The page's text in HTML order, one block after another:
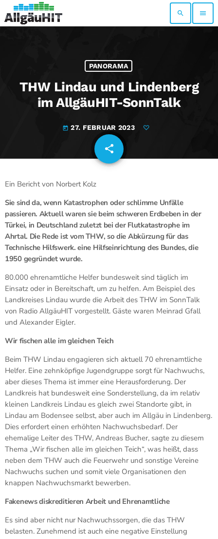
search menu
PANORAMA
THW Lindau und Lindenberg
im AllgäuHIT-SonnTalk
today 27. FEBRUAR 2023
share
email
Ein Bericht von Norbert Kolz
Sie sind da, wenn Katastrophen oder schlimme Unfälle
passieren. Aktuell waren sie beim schweren Erdbeben in der
Türkei, in Deutschland zuletzt bei der Flutkatastrophe im
Ahrtal. Die Rede ist vom THW, so die Abkürzung für das
Technische Hilfswerk. eine Hilfseinrichtung des Bundes, die
1950 gegründet wurde.
80.000 ehrenamtliche Helfer bundesweit sind täglich im
Einsatz oder in Bereitschaft, um zu helfen. Am Beispiel des
Landkreises Lindau wurde die Arbeit des THW im SonnTalk
von Radio AllgäuHIT vorgestellt. Gäste waren Meinrad Gfall
und Alexander Eigler.
Wir fischen alle im gleichen Teich
Beim THW Lindau engagieren sich aktuell 70 ehrenamtliche
Helfer. Eine zehnköpfige Jugendgruppe sorgt für Nachwuchs,
aber dieses Thema ist immer eine Herausforderung. Der
Landkreis hat bundesweit eine Sonderstellung, da im relativ
kleinen Landkreis Lindau es gleich zwei Standorte gibt, in
Lindau am Bodensee selbst, aber auch im Allgäu in Lindenberg.
Dies erfordert einen erhöhten Nachwuchsbedarf. Der
ehemalige Leiter des THW, Andreas Bucher, sagte zu diesem
Thema „Wir fischen alle im gleichen Teich“, was heißt, dass
neben dem THW auch die Feuerwehr und sonstige Vereine
Nachwuchs suchen und somit viele Organisationen den
knappen Nachwuchsmarkt bewerben.
Fakenews diskreditieren Arbeit und Ehrenamtliche
Es sind aber nicht nur Nachwuchssorgen, die das THW
belasten. Zunehmend ist auch eine negative Einstellung